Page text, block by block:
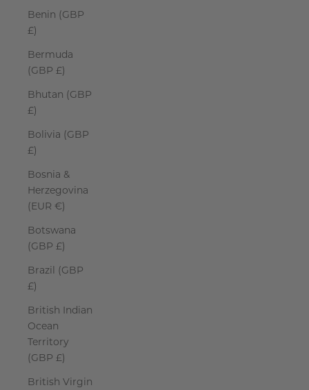
Benin (GBP
£)
Bermuda
(GBP £)
Bhutan (GBP
£)
Bolivia (GBP
£)
Bosnia &
Herzegovina
(EUR €)
Botswana
(GBP £)
Brazil (GBP
£)
British Indian
Ocean
Territory
(GBP £)
British Virgin